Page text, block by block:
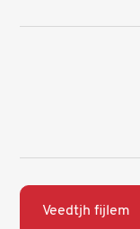
Veedtjh fijlem